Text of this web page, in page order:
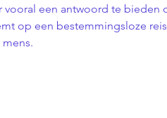
vooral een antwoord te bieden
op een bestemmingsloze